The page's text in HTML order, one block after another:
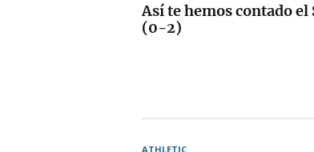
Así te hemos contado
(0-2)
ATHLETIC